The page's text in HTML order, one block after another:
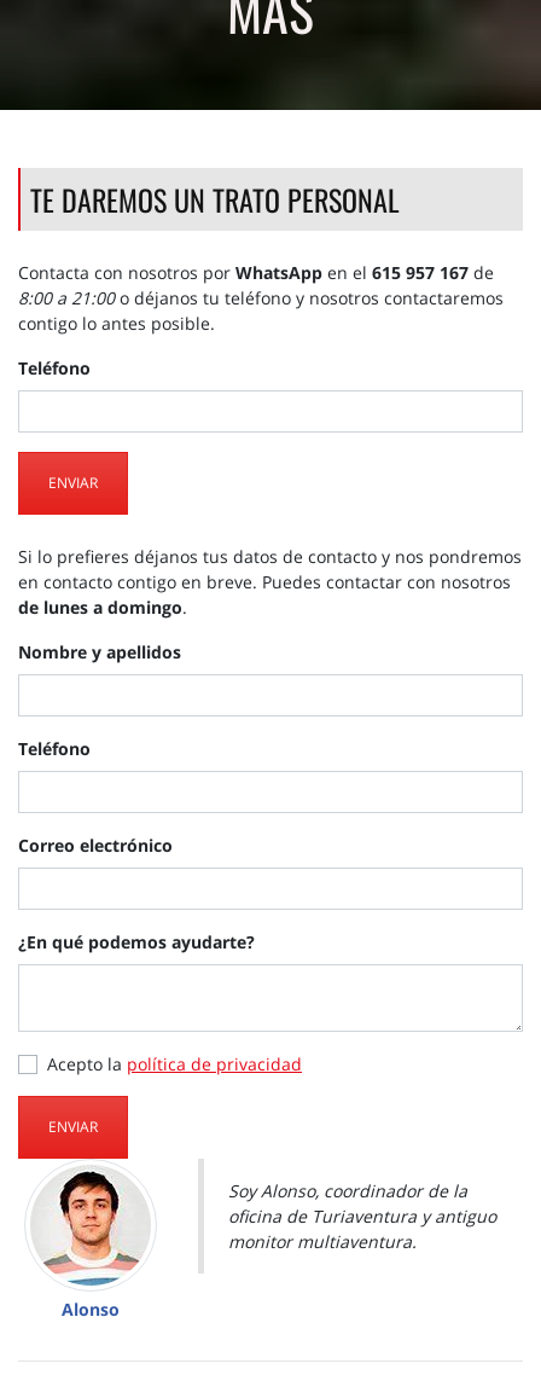
TE DAREMOS UN TRATO PERSONAL
Contacta con nosotros por WhatsApp en el 615 957 167 de
8:00 a 21:00o déjanos tu teléfono y nosotros contactaremos
contigo lo antes posible.
Teléfono
ENVIAR
Si lo prefieres déjanos tus datos de contacto y nos pondremos
en contacto contigo en breve. Puedes contactar con nosotros
de lunes a domingo.
Nombre y apellidos
Teléfono
Correo electrónico
¿En qué podemos ayudarte?
Acepto la política de privacidad
ENVIAR
Alonso
Soy Alonso, coordinador de la
oficina de Turiaventura y antiguo
monitor multiaventura.